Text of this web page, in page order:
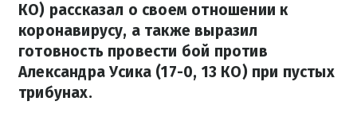
КО) рассказал о своем отношении к
коронавирусу, а также выразил
готовность провести бой против
Александра Усика (17-0, 13 КО) при пустых
трибунах.